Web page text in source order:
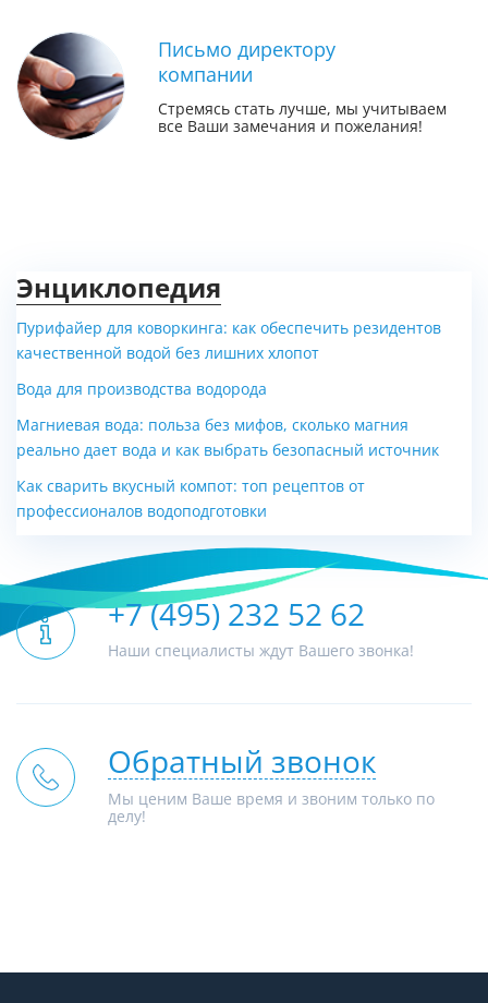
Письмо директору
компании
Стремясь стать лучше, мы учитываем
все Ваши замечания и пожелания!
Энциклопедия
Пурифайер для коворкинга: как обеспечить резидентов
качественной водой без лишних хлопот
Вода для производства водорода
Магниевая вода: польза без мифов, сколько магния
реально дает вода и как выбрать безопасный источник
Как сварить вкусный компот: топ рецептов от
профессионалов водоподготовки
+7 (495) 232 52 62
Наши специалисты ждут Вашего звонка!
Обратный звонок
Мы ценим Ваше время и звоним только по
делу!